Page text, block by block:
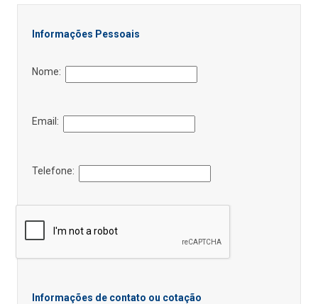
Informações Pessoais
Nome:
Email:
Telefone:
Informações de contato ou cotação